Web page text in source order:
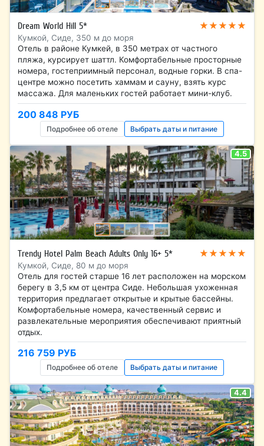
Dream World Hill 5* ★★★★★
Кумкой, Сиде, 350 м до моря
Отель в районе Кумкей, в 350 метрах от частного
пляжа, курсирует шаттл. Комфортабельные просторные
номера, гостеприимный персонал, водные горки. В спа-
центре можно посетить хаммам и сауну, взять курс
массажа. Для маленьких гостей работает мини-клуб.
200 848 РУБ
Подробнее об отеле Выбрать даты и питание
4.5
Trendy Hotel Palm Beach Adults Only 16+ 5* ★★★★★
Кумкой, Сиде, 80 м до моря
Отель для гостей старше 16 лет расположен на морском
берегу в 3,5 км от центра Сиде. Небольшая ухоженная
территория предлагает открытые и крытые бассейны.
Комфортабельные номера, качественный сервис и
развлекательные мероприятия обеспечивают приятный
отдых.
216 759 РУБ
Подробнее об отеле Выбрать даты и питание
4.4